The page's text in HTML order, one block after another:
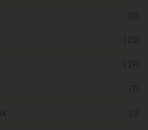
(0)
(15)
(19)
(7)
(0)